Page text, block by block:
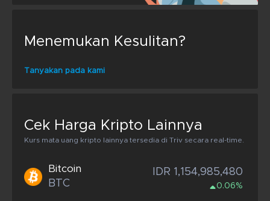
Menemukan Kesulitan?
Tanyakan pada kami
Cek Harga Kripto Lainnya
Kurs mata uang kripto lainnya tersedia di Triv secara real-time.
Bitcoin
BTC
IDR 1,154,985,480
0.06%